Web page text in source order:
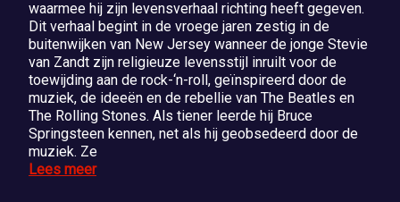
waarmee hij zijn levensverhaal richting heeft gegeven.
Dit verhaal begint in de vroege jaren zestig in de
buitenwijken van New Jersey wanneer de jonge Stevie
van Zandt zijn religieuze levensstijl inruilt voor de
toewijding aan de rock-‘n-roll, geïnspireerd door de
muziek, de ideeën en de rebellie van The Beatles en
The Rolling Stones. Als tiener leerde hij Bruce
Springsteen kennen, net als hij geobsedeerd door de
muziek. Ze
Lees meer